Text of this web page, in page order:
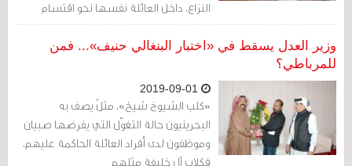
النزاع، داخل العائلة نفسها نحو اقتسام
الصلاحيات الاقتصادية، السياسية والأمنية
في البلاد، الأمر الذي يؤثر سلبا على مجمل
وزير العدل يسقط في «اختبار البنغالي حنيف»... فمن
للمرباطي؟
«كلب الشيوخ شيخ»، مثلٌ يصف به
البحرينيون حالة التغوّل التي يفرضها صبيان
وموظفون لدى أفراد العائلة الحاكمة عليهم،
فكلاب آل خليفة مثلهم